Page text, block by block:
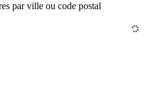
par ville ou code postal